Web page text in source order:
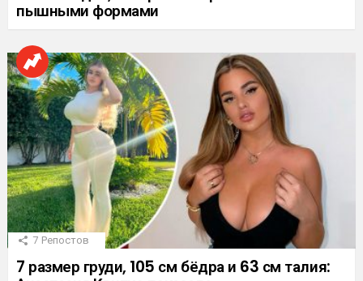
пышными формами
7 Репостов
7 размер груди, 105 см бёдра и 63 см талия: